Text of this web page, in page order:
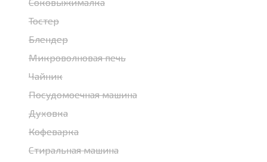
Тостер
Блендер
Микроволновая печь
Чайник
Посудомоечная машина
Духовка
Кофеварка
Стиральная машина